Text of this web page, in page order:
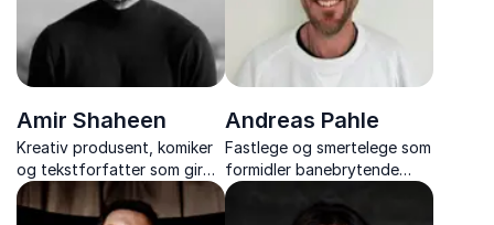
Amir Shaheen
Kreativ produsent, komiker
og tekstforfatter som gir
publikum et annerledes
foredrag fylt med humor og
Andreas Pahle
Fastlege og smertelege som
formidler banebrytende
innsikt om langvarig smerte
og hvorfor tradisjonell